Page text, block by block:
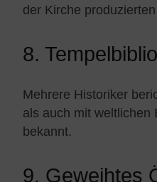
der Kirche
8.
Mehrere Historiker
als auch mit weltlichen
bekannt.
9. Geweihtes